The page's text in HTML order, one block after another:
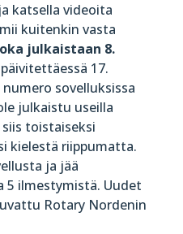
katsella videoita
kuitenkin vasta
julkaistaan ​​8.
17.
sovelluksissa
julkaistu useilla
toistaiseksi
kielestä riippumatta.
ja jää
5 ilmestymistä. Uudet
Rotary Nordenin